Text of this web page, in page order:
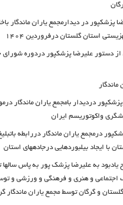
پزشکپور در دیدارمجمع یاران ماندگار
استان گلستان درفروردین ۱۴۰۴
دستور علیرضا پزشکپور دردوره شورای
دردیدار بامجمع یاران ماندگار
واکوتوریسم ایران
درمجمع یاران ماندگار دررابطه
با ایجاد بیلبوردهایی درجادههای استان
یادبود به علیرضا پزشک پور به پاس سالها
اجتماعی و هنری و فرهنگی و ورزشی و
و گرگان توسط مجمع یاران ماندگار